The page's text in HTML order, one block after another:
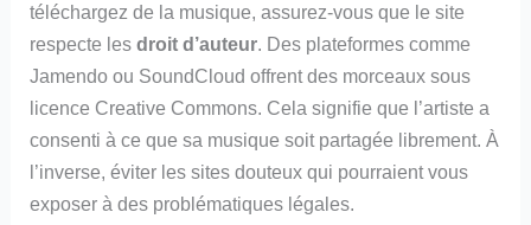
téléchargez de la musique, assurez-vous que le site
respecte lesdroit d’auteur. Des plateformes comme
Jamendo ou SoundCloud offrent des morceaux sous
licence Creative Commons. Cela signifie que l’artiste a
consenti à ce que sa musique soit partagée librement. À
l’inverse, éviter les sites douteux qui pourraient vous
exposer à des problématiques légales.